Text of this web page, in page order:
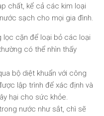
chất, kể cả các kim loại
sạch cho mọi gia đình.
lọc cặn để loại bỏ các loại
có thể nhìn thấy
bộ diệt khuẩn với công
lập trình để xác định và
hại cho sức khỏe.
nước như sắt, chì sẽ